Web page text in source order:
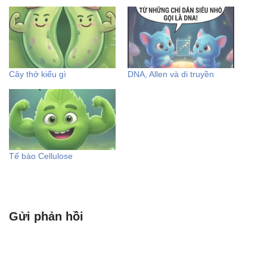
Cây thở kiểu gì DNA, Allen và di truyền
Tế bào Cellulose
Gửi phản hồi